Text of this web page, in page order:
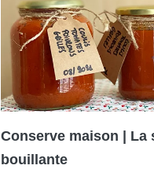
Conserve maison | La
bouillante